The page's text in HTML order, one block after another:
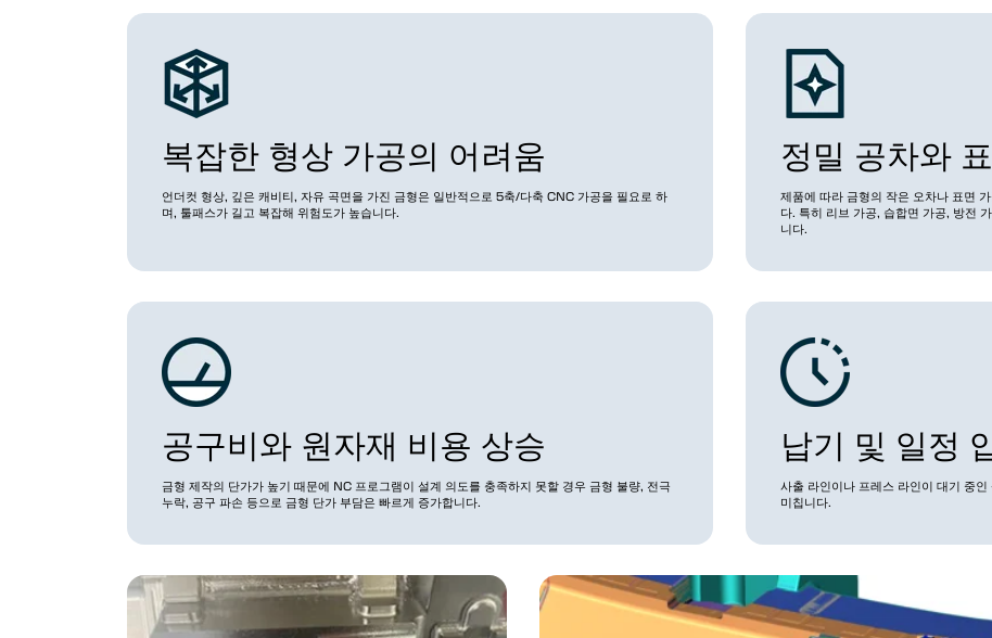
복잡한 형상 가공의 어려움
언더컷 형상, 깊은 캐비티, 자유 곡면을 가진 금형은 일반적으로 5축/다축 CNC 가공을 필요로 하
며, 툴패스가 길고 복잡해 위험도가 높습니다.
정밀 공차와
제품에 따라 금형의 작은 오차나 표면
다. 특히 리브 가공, 습합면 가공, 방전
니다.
공구비와 원자재 비용 상승
금형 제작의 단가가 높기 때문에 NC 프로그램이 설계 의도를 충족하지 못할 경우 금형 불량, 전극
누락, 공구 파손 등으로 금형 단가 부담은 빠르게 증가합니다.
납기 및 일정
사출 라인이나 프레스 라인이 대기 중
미칩니다.